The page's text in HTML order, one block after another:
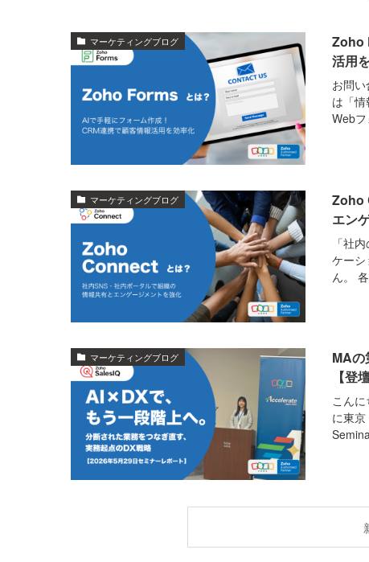
マーケティングブログ
Zoho
活用
お問
は「
Web
マーケティングブログ
Zoho
エン
「社
ケー
ん。
マーケティングブログ
MAの
【登
こん
に東